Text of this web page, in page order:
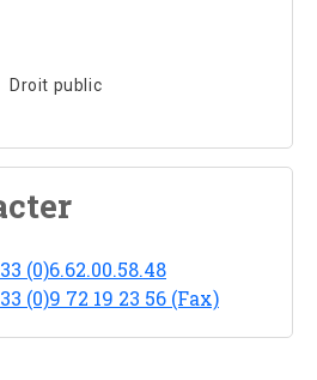
Droit public
(0)6.62.00.58.48
(0)9 72 19 23 56 (Fax)